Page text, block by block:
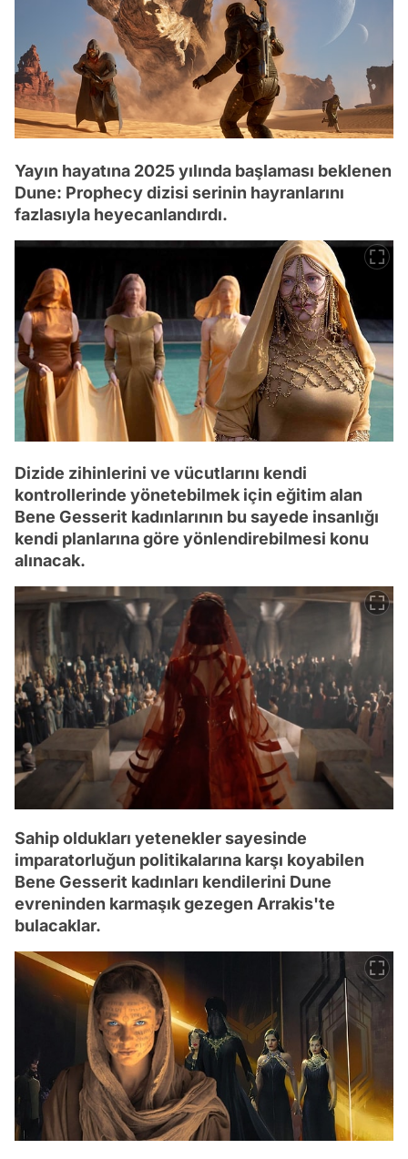
Yayın hayatına 2025 yılında başlaması beklenen
Dune: Prophecy dizisi serinin hayranlarını
fazlasıyla heyecanlandırdı.
Dizide zihinlerini ve vücutlarını kendi
kontrollerinde yönetebilmek için eğitim alan
Bene Gesserit kadınlarının bu sayede insanlığı
kendi planlarına göre yönlendirebilmesi konu
alınacak.
Sahip oldukları yetenekler sayesinde
imparatorluğun politikalarına karşı koyabilen
Bene Gesserit kadınları kendilerini Dune
evreninden karmaşık gezegen Arrakis'te
bulacaklar.